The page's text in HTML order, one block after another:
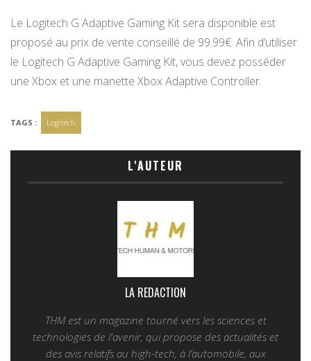
Le Logitech G Adaptive Gaming Kit sera disponible est
proposé au prix de vente conseillé de 99.99€. Afin d’utiliser
le Logitech G Adaptive Gaming Kit, vous devez posséder
une Xbox et une manette Xbox Adaptive Controller.
TAGS : Logitech
L'AUTEUR
LA REDACTION
THM est un magazine tourné vers les sciences et
technologies de l'avenir, qui propose des actualités et
des avis relatifs au high-tech, à l’automobile, aux